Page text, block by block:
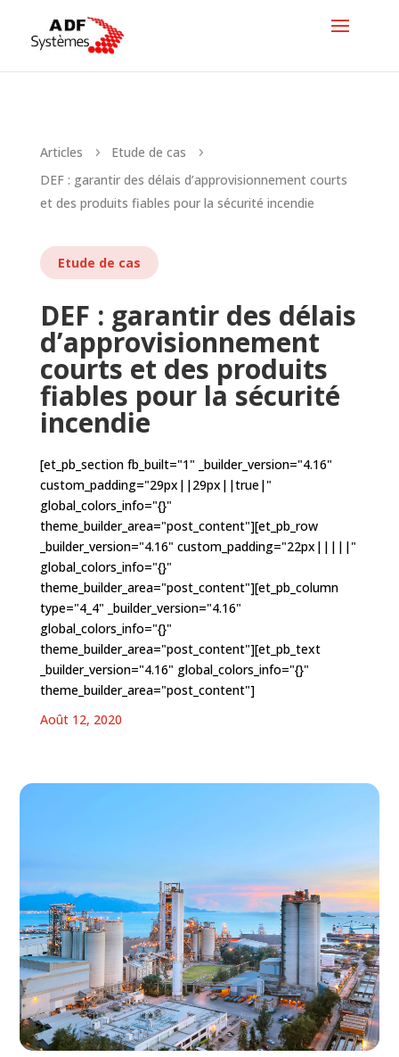
Articles 5 Etude de cas 5
DEF : garantir des délais d’approvisionnement courts
et des produits fiables pour la sécurité incendie
Etude de cas
DEF : garantir des délais
d’approvisionnement
courts et des produits
fiables pour la sécurité
incendie
[et_pb_section fb_built="1" _builder_version="4.16"
custom_padding="29px||29px||true|"
global_colors_info="{}"
theme_builder_area="post_content"][et_pb_row
_builder_version="4.16" custom_padding="22px|||||"
global_colors_info="{}"
theme_builder_area="post_content"][et_pb_column
type="4_4" _builder_version="4.16"
global_colors_info="{}"
theme_builder_area="post_content"][et_pb_text
_builder_version="4.16" global_colors_info="{}"
theme_builder_area="post_content"]
Août 12, 2020